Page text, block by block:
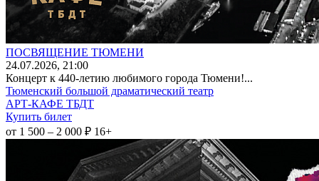
ПОСВЯЩЕНИЕ ТЮМЕНИ
24.07.2026, 21:00
Концерт к 440-летию любимого города Тюмени!...
Тюменский большой драматический театр
АРТ-КАФЕ ТБДТ
Купить билет
от 1 500 – 2 000 ₽ 16+